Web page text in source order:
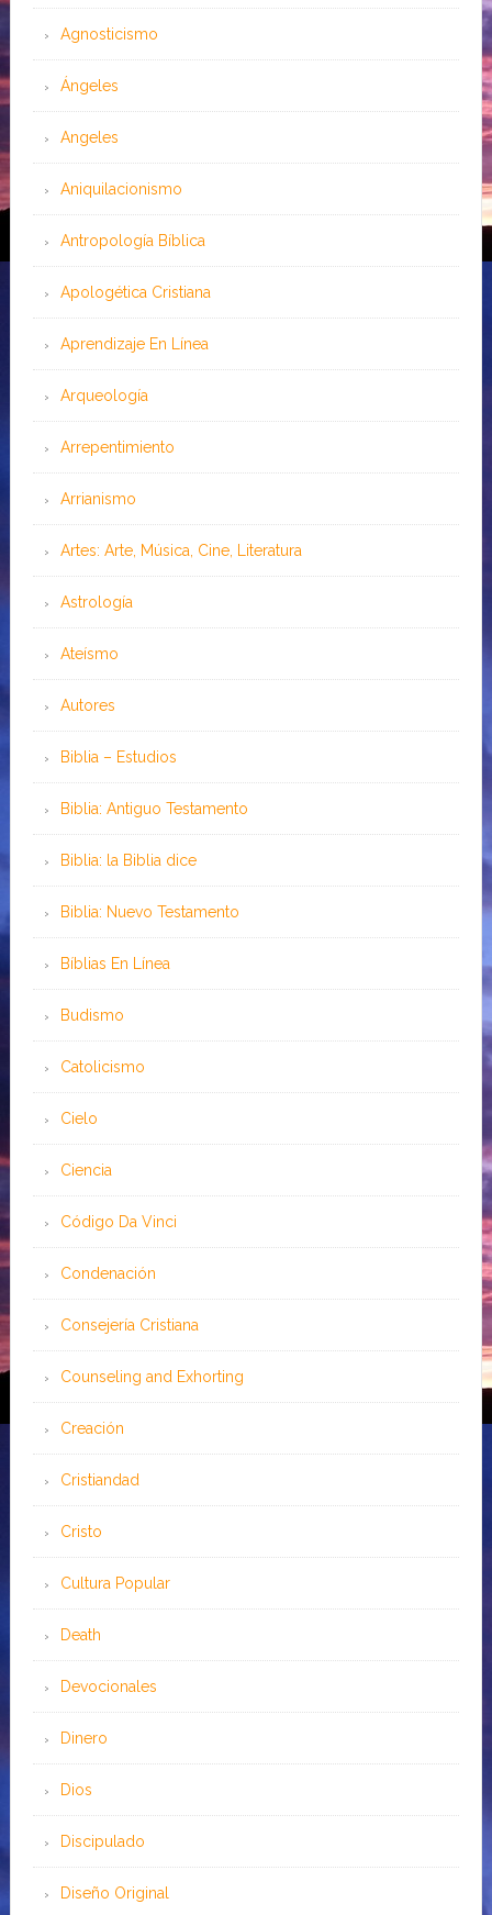
Agnosticismo
Ángeles
Angeles
Aniquilacionismo
Antropología Bíblica
Apologética Cristiana
Aprendizaje En Línea
Arqueología
Arrepentimiento
Arrianismo
Artes: Arte, Música, Cine, Literatura
Astrología
Ateísmo
Autores
Biblia – Estudios
Biblia: Antiguo Testamento
Biblia: la Biblia dice
Biblia: Nuevo Testamento
Bíblias En Línea
Budismo
Catolicismo
Cielo
Ciencia
Código Da Vinci
Condenación
Consejería Cristiana
Counseling and Exhorting
Creación
Cristiandad
Cristo
Cultura Popular
Death
Devocionales
Dinero
Dios
Discipulado
Diseño Original